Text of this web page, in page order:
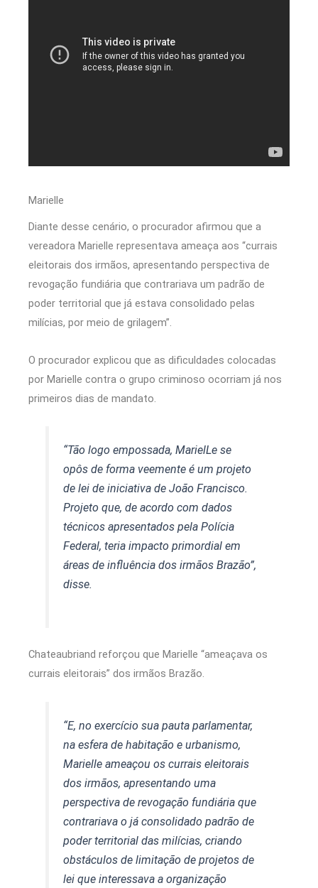
Marielle
Diante desse cenário, o procurador afirmou que a
vereadora Marielle representava ameaça aos “currais
eleitorais dos irmãos, apresentando perspectiva de
revogação fundiária que contrariava um padrão de
poder territorial que já estava consolidado pelas
milícias, por meio de grilagem”.
O procurador explicou que as dificuldades colocadas
por Marielle contra o grupo criminoso ocorriam já nos
primeiros dias de mandato.
“Tão logo empossada, MarielLe se
opôs de forma veemente é um projeto
de lei de iniciativa de João Francisco.
Projeto que, de acordo com dados
técnicos apresentados pela Polícia
Federal, teria impacto primordial em
áreas de influência dos irmãos Brazão”,
disse.
Chateaubriand reforçou que Marielle “ameaçava os
currais eleitorais” dos irmãos Brazão.
“E, no exercício sua pauta parlamentar,
na esfera de habitação e urbanismo,
Marielle ameaçou os currais eleitorais
dos irmãos, apresentando uma
perspectiva de revogação fundiária que
contrariava o já consolidado padrão de
poder territorial das milícias, criando
obstáculos de limitação de projetos de
lei que interessava a organização